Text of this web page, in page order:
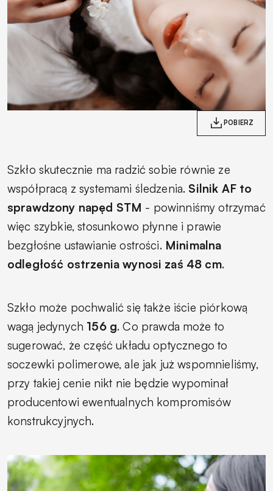
POBIERZ
Szkło skutecznie ma radzić sobie równie ze
współpracą z systemami śledzenia. Silnik AF to
sprawdzony napęd STM - powinniśmy otrzymać
więc szybkie, stosunkowo płynne i prawie
bezgłośne ustawianie ostrości. Minimalna
odległość ostrzenia wynosi zaś 48 cm.
Szkło może pochwalić się także iście piórkową
wagą jedynych 156 g. Co prawda może to
sugerować, że część układu optycznego to
soczewki polimerowe, ale jak już wspomnieliśmy,
przy takiej cenie nikt nie będzie wypominał
producentowi ewentualnych kompromisów
konstrukcyjnych.